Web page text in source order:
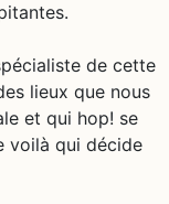
de cette
lieux que nous
et qui hop! se
voilà qui décide